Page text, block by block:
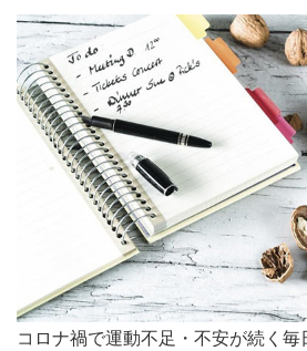
コロナ禍で運動不足・不安が続く毎